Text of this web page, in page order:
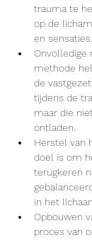
trauma te
op de
en sensaties.
Onvolledige
methode
de
tijdens de
maar die
ontladen.
Herstel van
doel is om
terugkeren
in het
Opbouwen
proces van